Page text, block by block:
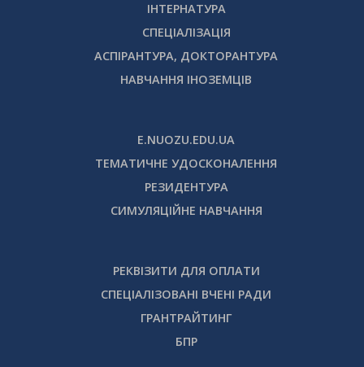
ІНТЕРНАТУРА
СПЕЦІАЛІЗАЦІЯ
АСПІРАНТУРА, ДОКТОРАНТУРА
НАВЧАННЯ ІНОЗЕМЦІВ
E.NUOZU.EDU.UA
ТЕМАТИЧНЕ УДОСКОНАЛЕННЯ
РЕЗИДЕНТУРА
СИМУЛЯЦІЙНЕ НАВЧАННЯ
РЕКВІЗИТИ ДЛЯ ОПЛАТИ
СПЕЦІАЛІЗОВАНІ ВЧЕНІ РАДИ
ГРАНТРАЙТИНГ
БПР